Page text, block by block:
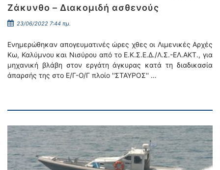
Ζάκυνθο – Διακομιδή ασθενούς
23/06/2022 7:44 πμ.
Ενημερώθηκαν απογευματινές ώρες χθες οι Λιμενικές Αρχές
Κω, Καλύμνου και Νισύρου από το Ε.Κ.Σ.Ε.Δ./Λ.Σ.-ΕΛ.ΑΚΤ., για
μηχανική βλάβη στον εργάτη άγκυρας κατά τη διαδικασία
άπαρσής της στο Ε/Γ-Ο/Γ πλοίο ''ΣΤΑΥΡΟΣ'' …